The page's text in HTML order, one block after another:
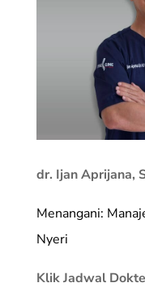
dr. Ijan Aprijana,
Menangani:
Nyeri
Klik Jadwal